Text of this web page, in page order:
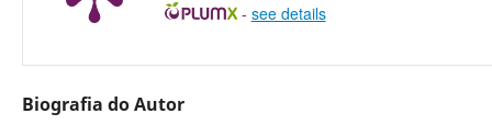
- see details
Biografia do Autor